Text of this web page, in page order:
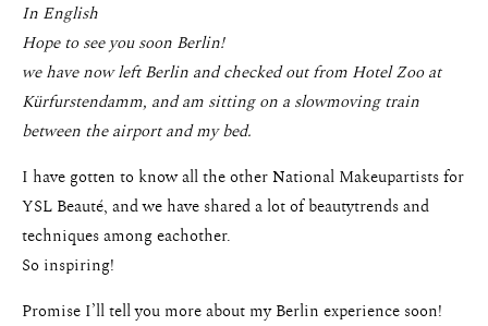
In English
Hope to see you soon Berlin!
we have now left Berlin and checked out from Hotel Zoo at
Kürfurstendamm, and am sitting on a slowmoving train
between the airport and my bed.
I have gotten to know all the other National Makeupartists for
YSL Beauté, and we have shared a lot of beautytrends and
techniques among eachother.
So inspiring!
Promise I’ll tell you more about my Berlin experience soon!